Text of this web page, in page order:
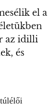
el a
az idilli
és